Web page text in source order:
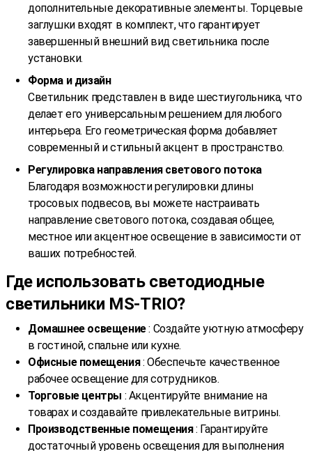
дополнительные декоративные элементы. Торцевые
заглушки входят в комплект, что гарантирует
завершенный внешний вид светильника после
установки.
Форма и дизайн
Светильник представлен в виде шестиугольника, что
делает его универсальным решением для любого
интерьера. Его геометрическая форма добавляет
современный и стильный акцент в пространство.
Регулировка направления светового потока
Благодаря возможности регулировки длины
тросовых подвесов, вы можете настраивать
направление светового потока, создавая общее,
местное или акцентное освещение в зависимости от
ваших потребностей.
Где использовать светодиодные
светильники MS-TRIO?
Домашнее освещение: Создайте уютную атмосферу
в гостиной, спальне или кухне.
Офисные помещения: Обеспечьте качественное
рабочее освещение для сотрудников.
Торговые центры : Акцентируйте внимание на
товарах и создавайте привлекательные витрины.
Производственные помещения: Гарантируйте
достаточный уровень освещения для выполнения